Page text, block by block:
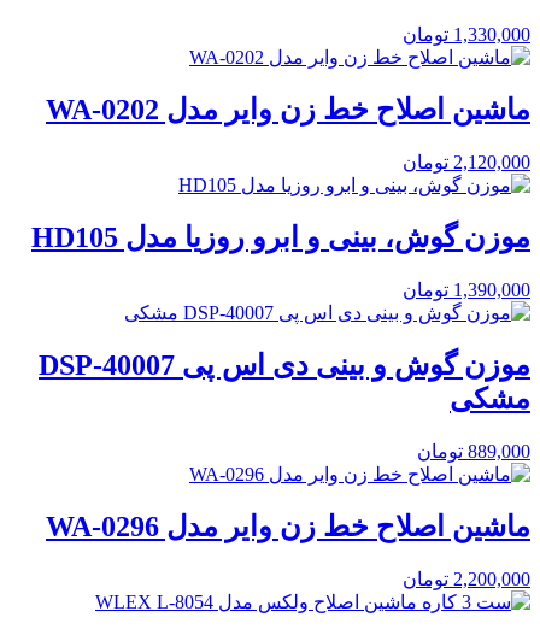
1,330,000 تومان
ماشین اصلاح خط زن وایر مدل WA-0202
2,120,000 تومان
موزن گوش، بینی و ابرو روزیا مدل HD105
1,390,000 تومان
موزن گوش و بینی دی اس پی DSP-40007
مشکی
889,000 تومان
ماشین اصلاح خط زن وایر مدل WA-0296
2,200,000 تومان